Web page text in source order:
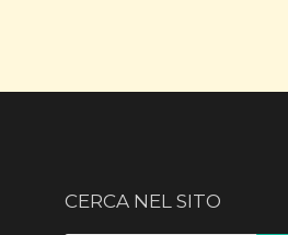
CERCA NEL SITO